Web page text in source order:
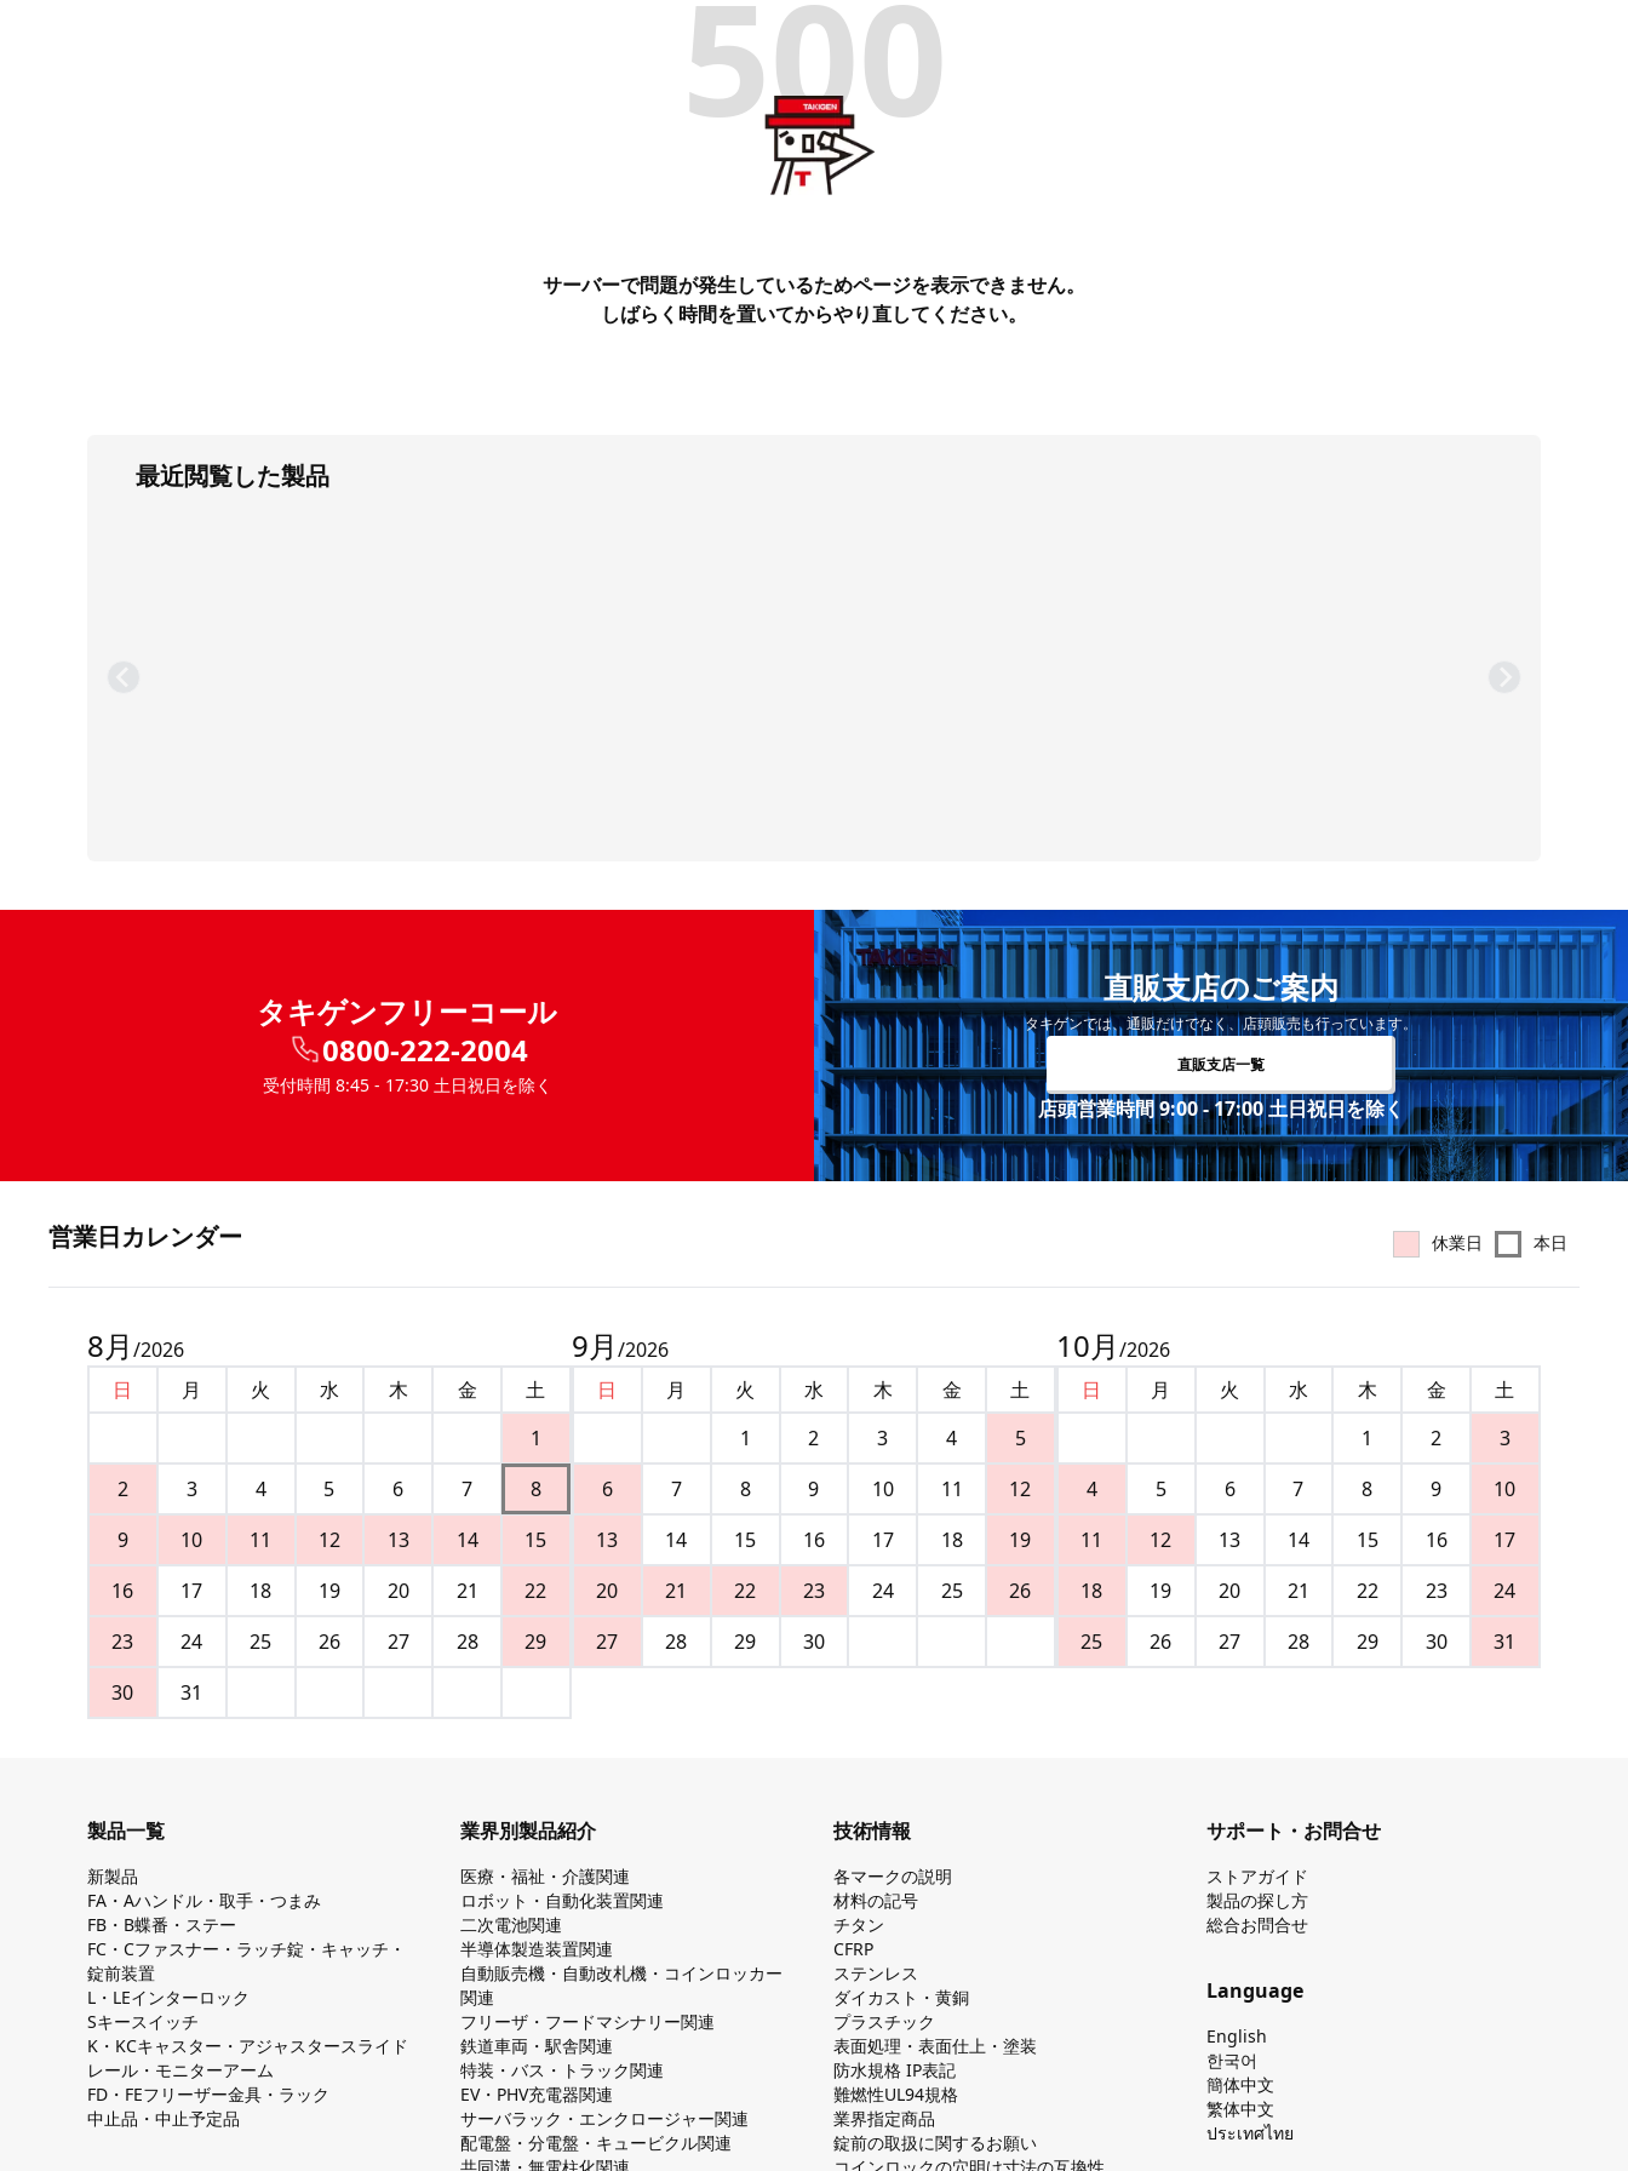
500
サーバーで問題が発生しているためページを表示できません。
しばらく時間を置いてからやり直してください。
最近閲覧した製品
タキゲンフリーコール
0800-222-2004
受付時間 8:45 - 17:30 土日祝日を除く
直販支店のご案内
タキゲンでは、通販だけでなく、店頭販売も行っています。
直販支店一覧
店頭営業時間 9:00 - 17:00 土日祝日を除く
営業⽇カレンダー 休業日 本日
8月 /2026
日
月 火 水 木 金
土
1
2
3 4 5 6 7
8
9
10 11 12 13 14
15
16
17 18 19 20 21
22
23
24 25 26 27 28
29
30
31
9月 /2026
日
月 火 水 木 金
土
1
2 3 4
5
6
7 8 9 10 11
12
13
14 15 16 17 18
19
20
21 22 23 24 25
26
27
28 29 30
10月 /2026
日
月 火 水 木 金
土
1
2
3
4
5 6 7 8 9
10
11
12 13 14 15 16
17
18
19 20 21 22 23
24
25
26 27 28 29 30 31
製品一覧
新製品
FA・Aハンドル・取手・つまみ
FB・B蝶番・ステー
FC・Cファスナー・ラッチ錠・キャッチ・
錠前装置
L・LEインターロック
Sキースイッチ
K・KCキャスター・アジャスタースライド
レール・モニターアーム
FD・FEフリーザー金具・ラック
中止品・中止予定品
業界別製品紹介
医療・福祉・介護関連
ロボット・自動化装置関連
二次電池関連
半導体製造装置関連
自動販売機・自動改札機・コインロッカー
関連
フリーザ・フードマシナリー関連
鉄道車両・駅舎関連
特装・バス・トラック関連
EV・PHV充電器関連
サーバラック・エンクロージャー関連
配電盤・分電盤・キュービクル関連
技術情報
各マークの説明
材料の記号
チタン
CFRP
ステンレス
ダイカスト・⻩銅
プラスチック
表面処理・表面仕上・塗装
防⽔規格 IP表記
難燃性UL94規格
業界指定商品
錠前の取扱に関するお願い
サポート・お問合せ
ストアガイド
製品の探し⽅
総合お問合せ
Language
English
한국어
簡体中文
繁体中文
ประเทศไทย